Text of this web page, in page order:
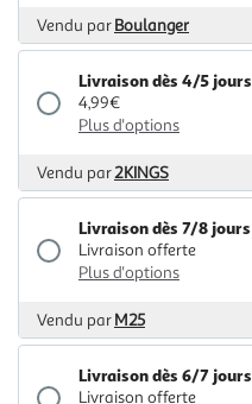
Vendu parBoulanger
Livraison dès 4/5 jours
4,99€
Plus d'options
Vendu par2KINGS
Livraison dès 7/8 jours
Livraison offerte
Plus d'options
Vendu parM25
Livraison dès 6/7 jours
Livraison offerte